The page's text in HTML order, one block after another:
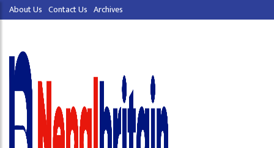
About Us Contact Us Archives